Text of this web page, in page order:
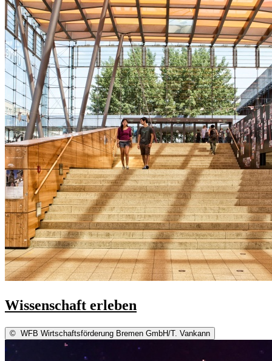
Wissenschaft erleben
© WFB Wirtschaftsförderung Bremen GmbH/T. Vankann